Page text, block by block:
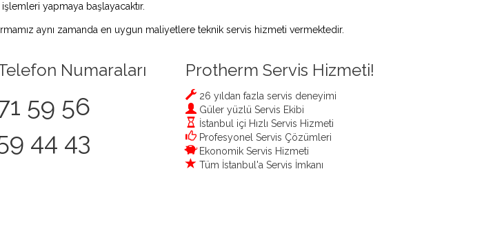
yapmaya başlayacaktır.
aynı zamanda en uygun maliyetlere teknik servis hizmeti vermektedir.
Numaraları
59 56
44 43
Protherm Servis Hizmeti!
26 yıldan fazla servis deneyimi
Güler yüzlü Servis Ekibi
İstanbul içi Hızlı Servis Hizmeti
Profesyonel Servis Çözümleri
Ekonomik Servis Hizmeti
Tüm İstanbul'a Servis İmkanı